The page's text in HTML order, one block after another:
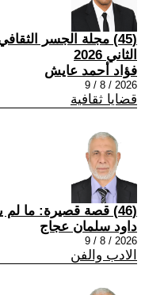
(45) مجلة الجسر
الثاني 2026
فؤاد أحمد عايش
2026 / 8 / 9
قضايا ثقافية
(46) قصة قصيرة: ما لم يحمله الماء
داود سلمان عجاج
2026 / 8 / 9
الادب والفن